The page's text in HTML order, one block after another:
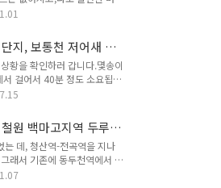
는 데, 현재 게시글과 다음
글(https://levelup..
연천역에서 백마고지역까지
지역까지 13번 버스를 환승이
하면 됩니다. 39-2 버스는 자
승하는 데 별 무리가 없는
탄리역까지 운행하는 철원군
지 않아 시간표를 참고하시면
건너면 버스 정류장이 있는
. 누가 디..
지, 보통천 저어새 탐
소래산 막걸리 - 대중
07-15)
황을 확인하러 갑니다.몇송이
걸어서 40분 정도 소요됩니
건너 좌측편 포리교를 건너
렵지 않지만, 카카오맵등 길
팅하면 어렵지 않게 갈 수 있
리 느낌이네요. 새삼 박주가
통천을 따라 가다 보니 백로가
니 오리 가족이 보입니다. 흰
원 백마고지역 두루
무료 셔틀버스 시간
는 데, 청산역-전곡역을 지나
래서 기존에 동두천역에서 백
행되던 것이 연천역에서 백